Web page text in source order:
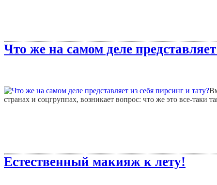
Что же на самом деле
странах и соцгруппах, возникает вопрос: что же это все-таки
Естественный макияж к лету!